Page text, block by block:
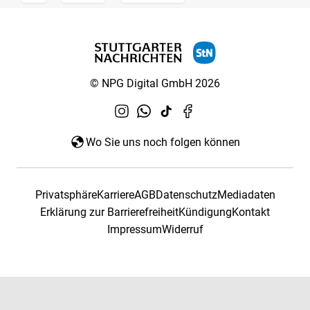
© NPG Digital GmbH 2026
Wo Sie uns noch folgen können
PrivatsphäreKarriereAGBDatenschutzMediadaten
Erklärung zur BarrierefreiheitKündigungKontakt
ImpressumWiderruf